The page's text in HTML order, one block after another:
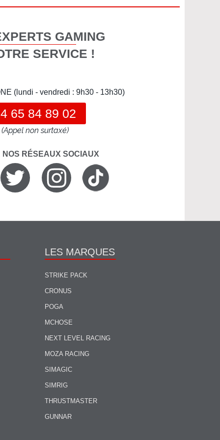
GAMING
SERVICE !
(lundi - vendredi : 9h30 - 13h30)
65 84 89 02
(Appel non surtaxé)
NOS RÉSEAUX SOCIAUX
LES MARQUES
STRIKE PACK
CRONUS
POGA
MCHOSE
NEXT LEVEL RACING
MOZA RACING
SIMAGIC
SIMRIG
THRUSTMASTER
GUNNAR